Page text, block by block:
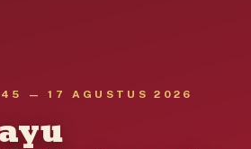
— 17 AGUSTUS 2026